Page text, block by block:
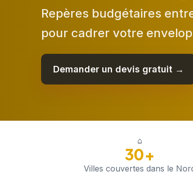
Repères budgétaires
pour cadrer votre
Demander un devis gratuit →
⌂
30+
Villes couvertes dans le